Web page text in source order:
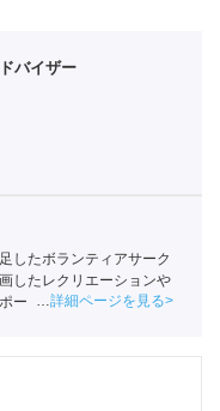
バイザー
したボランティアサーク
したレクリエーションや
ートに新卒入社。悔いが
詳細ページを見る